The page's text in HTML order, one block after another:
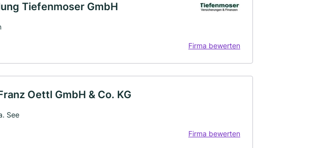
Tiefenmoser GmbH
Firma bewerten
Oettl GmbH & Co. KG
See
Firma bewerten